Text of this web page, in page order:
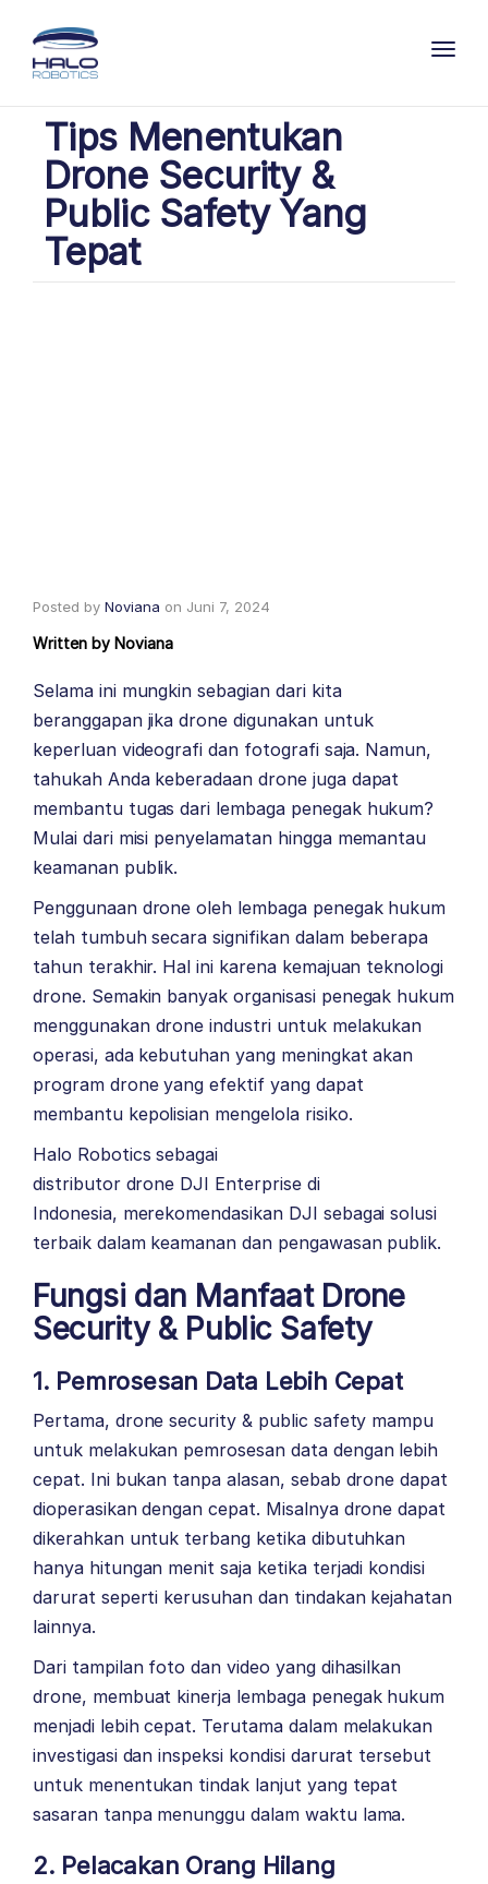
Tips Menentukan
Drone Security &
Public Safety Yang
Tepat
Posted by Noviana on Juni 7, 2024
Written by Noviana
Selama ini mungkin sebagian dari kita
beranggapan jika drone digunakan untuk
keperluan videografi dan fotografi saja. Namun,
tahukah Anda keberadaan drone juga dapat
membantu tugas dari lembaga penegak hukum?
Mulai dari misi penyelamatan hingga memantau
keamanan publik.
Penggunaan drone oleh lembaga penegak hukum
telah tumbuh secara signifikan dalam beberapa
tahun terakhir. Hal ini karena kemajuan teknologi
drone. Semakin banyak organisasi penegak hukum
menggunakan drone industri untuk melakukan
operasi, ada kebutuhan yang meningkat akan
program drone yang efektif yang dapat
membantu kepolisian mengelola risiko.
Halo Robotics sebagai
distributor drone DJI Enterprisedi
Indonesia, merekomendasikan DJI sebagai solusi
terbaik dalam keamanan dan pengawasan publik.
Fungsi dan Manfaat Drone
Security & Public Safety
1. Pemrosesan Data Lebih Cepat
Pertama, drone security & public safety mampu
untuk melakukan pemrosesan data dengan lebih
cepat. Ini bukan tanpa alasan, sebab drone dapat
dioperasikan dengan cepat. Misalnya drone dapat
dikerahkan untuk terbang ketika dibutuhkan
hanya hitungan menit saja ketika terjadi kondisi
darurat seperti kerusuhan dan tindakan kejahatan
lainnya.
Dari tampilan foto dan video yang dihasilkan
drone, membuat kinerja lembaga penegak hukum
menjadi lebih cepat. Terutama dalam melakukan
investigasi dan inspeksi kondisi darurat tersebut
untuk menentukan tindak lanjut yang tepat
sasaran tanpa menunggu dalam waktu lama.
2. Pelacakan Orang Hilang